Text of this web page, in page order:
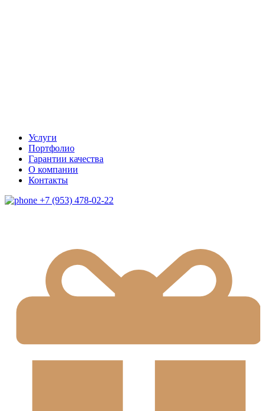
Услуги
Портфолио
Гарантии качества
О компании
Контакты
+7 (953) 478-02-22